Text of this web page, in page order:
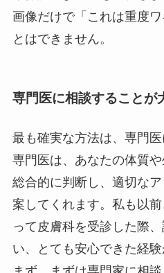
画像だけで「これは重度
とはできません。
専門医に相談することが
最も確実な方法は、専門医
専門医は、あなたの体質
総合的に判断し、適切な
案してくれます。私も以
って皮膚科を受診した際
い、とても安心できた経